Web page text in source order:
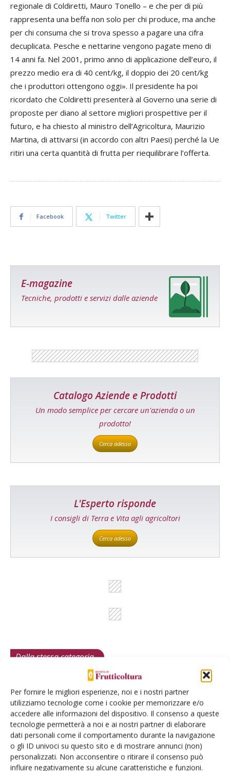
Per fornire le migliori esperienze, noi e i nostri partner
utilizziamo tecnologie come i cookie per memorizzare e/o
accedere alle informazioni del dispositivo. Il consenso a queste
tecnologie permetterà a noi e ai nostri partner di elaborare
dati personali come il comportamento durante la navigazione
o gli ID univoci su questo sito e di mostrare annunci (non)
personalizzati. Non acconsentire o ritirare il consenso può
influire negativamente su alcune caratteristiche e funzioni.
regionale di Coldiretti, Mauro Tonello – e che per di più
rappresenta una beffa non solo per chi produce, ma anche
per chi consuma che si trova spesso a pagare una cifra
decuplicata. Pesche e nettarine vengono pagate meno di
14 anni fa. Nel 2001, primo anno di applicazione dell’euro, il
prezzo medio era di 40 cent/kg, il doppio dei 20 cent/kg
che i produttori ottengono oggi». Il presidente ha poi
ricordato che Coldiretti presenterà al Governo una serie di
proposte per diano al settore migliori prospettive per il
futuro, e ha chiesto al ministro dell’Agricoltura, Maurizio
Martina, di attivarsi (in accordo con altri Paesi) perché la Ue
ritiri una certa quantità di frutta per riequilibrare l’offerta.
Facebook Twitter
E-magazine
Tecniche, prodotti e servizi dalle aziende
Catalogo Aziende e Prodotti
Un modo semplice per cercare un'azienda o un
prodotto!
Cerca adesso
L'Esperto risponde
I consigli di Terra e Vita agli agricoltori
Cerca adesso
Dalla stessa categoria
Mele, la produzione europea
scenderà sotto i 10 milioni di
tonnellate
Secondo le previsioni di Prognosfruit 2026, pesano nel bilancio gli
eventi climatici estremi. Ma le prospettive di mercato sono buone